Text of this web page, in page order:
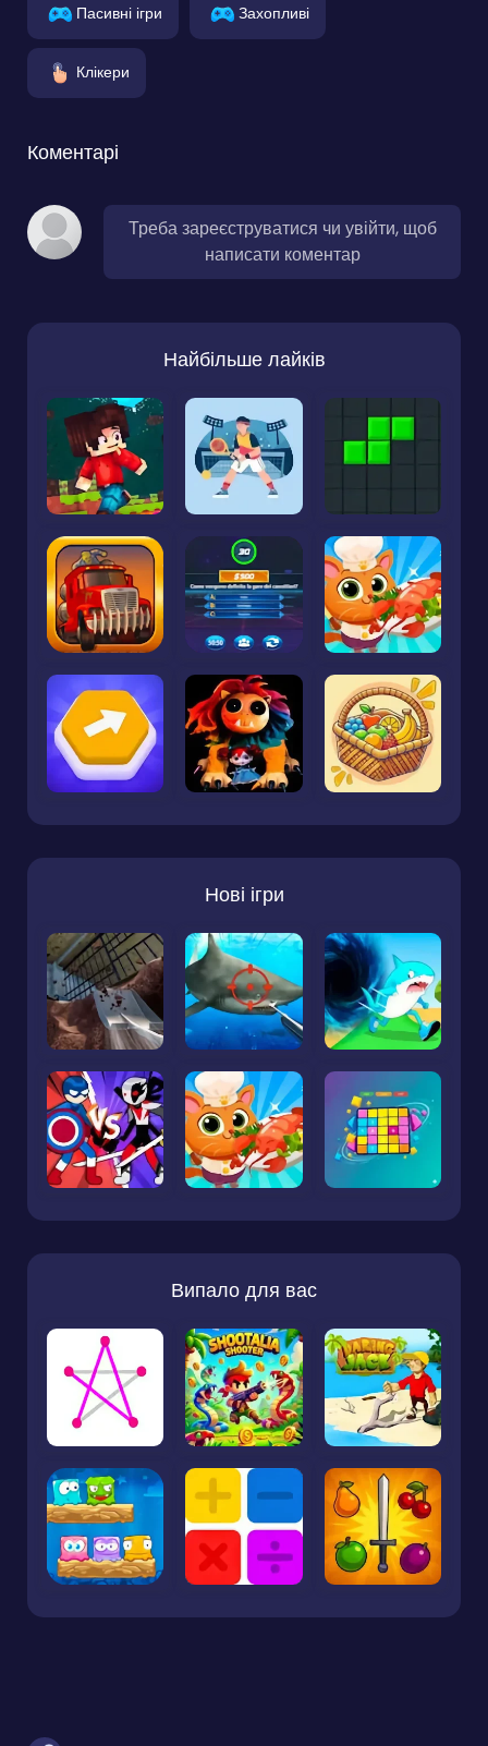
Пасивні ігри Захопливі
Клікери
Коментарі
Треба зареєструватися чи увійти, щоб
написати коментар
Найбільше лайків
Нові ігри
Випало для вас